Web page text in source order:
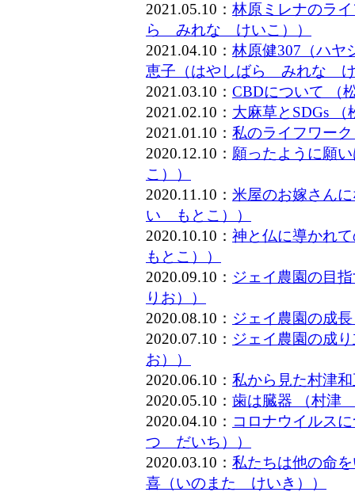
2021.05.10： 林原ミレナのラ
ら みれな けいこ））
2021.04.10： 林原健307（ハヤ
恵子（はやしばら みれな
2021.03.10： CBDについて
2021.02.10： 大麻草とSDGs
2021.01.10： 私のライフワー
2020.12.10： 願ったように願
こ））
2020.11.10： 米屋のお嫁さん
い もとこ））
2020.10.10： 神と仏に導かれ
もとこ））
2020.09.10： ジェイ農園の目
りお））
2020.08.10： ジェイ農園の成
2020.07.10： ジェイ農園の成
お））
2020.06.10： 私から見た村津
2020.05.10： 歯は臓器 （村
2020.04.10： コロナウイルス
つ だいち））
2020.03.10： 私たちは他の命
喜（いのまた けいき））